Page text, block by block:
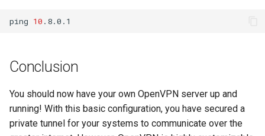
ping 10
Conclusion
You should now have your own OpenVPN server up and
running! With this basic configuration, you have secured a
private tunnel for your systems to communicate over the